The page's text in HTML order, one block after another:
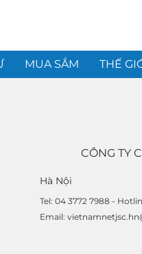
MUA SẮM THẾ
CÔNG TY
Hà Nội
Tel: 04 3772 7988 -
Email: